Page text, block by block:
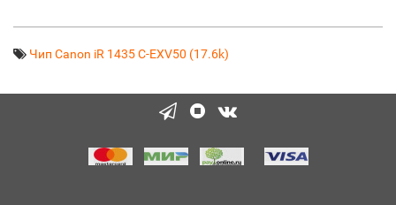
Чип Canon iR 1435 C-EXV50 (17.6k)